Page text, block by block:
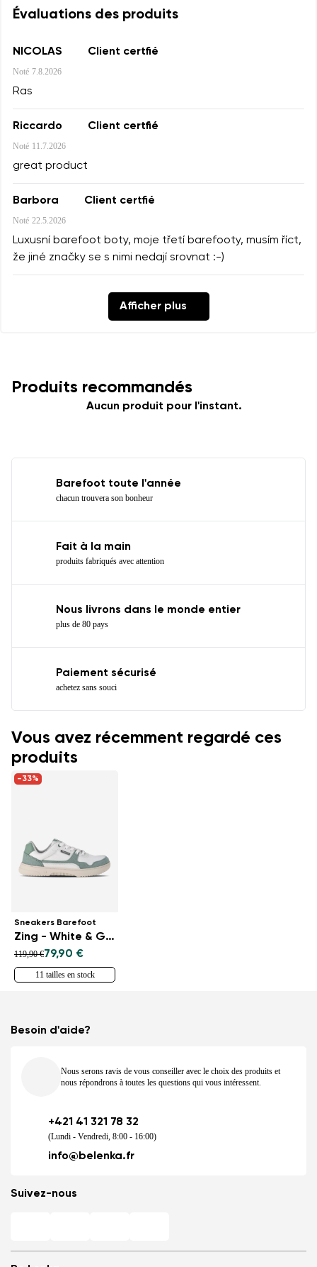
Évaluations des produits
NICOLAS Client certfié
Noté 7.8.2026
Ras
Riccardo Client certfié
Noté 11.7.2026
great product
Barbora Client certfié
Noté 22.5.2026
Luxusní barefoot boty, moje třetí barefooty, musím říct,
že jiné značky se s nimi nedají srovnat :-)
Afficher plus
Produits recommandés
Aucun produit pour l'instant.
Barefoot toute l'année
chacun trouvera son bonheur
Fait à la main
produits fabriqués avec attention
Nous livrons dans le monde entier
plus de 80 pays
Paiement sécurisé
achetez sans souci
Vous avez récemment regardé ces
produits
-33%
Sneakers Barefoot
Zing - White & Green
119,90 €79,90 €
11 tailles en stock
Besoin d'aide?
Nous serons ravis de vous conseiller avec le choix des produits et
nous répondrons à toutes les questions qui vous intéressent.
+421 41 321 78 32
(Lundi - Vendredi, 8:00 - 16:00)
info@belenka.fr
Suivez-nous